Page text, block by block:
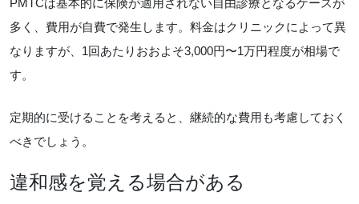
PMTCは基本的に保険が適用されない自由診療となるケースが
多く、費用が自費で発生します。料金はクリニックによって異
なりますが、1回あたりおおよそ3,000円〜1万円程度が相場で
す。
定期的に受けることを考えると、継続的な費用も考慮しておく
べきでしょう。
違和感を覚える場合がある